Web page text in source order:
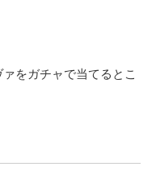
をガチャで当てるとこ